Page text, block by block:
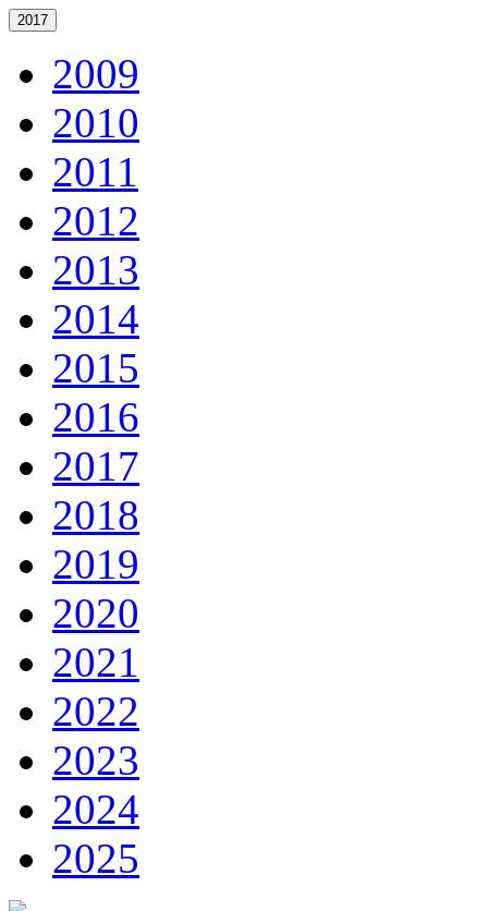
2017
2009
2010
2011
2012
2013
2014
2015
2016
2017
2018
2019
2020
2021
2022
2023
2024
2025